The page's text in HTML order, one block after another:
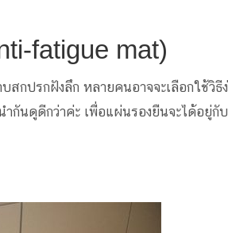
fatigue mat)
สกปรกฝังลึก หลายคนอาจจะเลือกใช้วิธี
กันดูดีกว่าค่ะ เพื่อแผ่นรองยืนจะได้อยู่กับ